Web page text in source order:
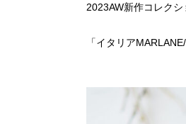
2023AW新作コレクシ
「イタリア